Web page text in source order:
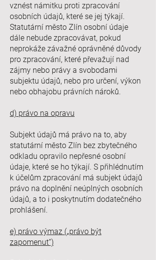
vznést námitku proti zpracování
osobních údajů, které se jej týkají.
Statutární město Zlín osobní údaje
dále nebude zpracovávat, pokud
neprokáže závažné oprávněné důvody
pro zpracování, které převažují nad
zájmy nebo právy a svobodami
subjektu údajů, nebo pro určení, výkon
nebo obhajobu právních nároků.
d) právo na opravu
Subjekt údajů má právo na to, aby
statutární město Zlín bez zbytečného
odkladu opravilo nepřesné osobní
údaje, které se ho týkají. S přihlédnutím
k účelům zpracování má subjekt údajů
právo na doplnění neúplných osobních
údajů, a to i poskytnutím dodatečného
prohlášení.
e) právo výmaz („právo být
zapomenut“)